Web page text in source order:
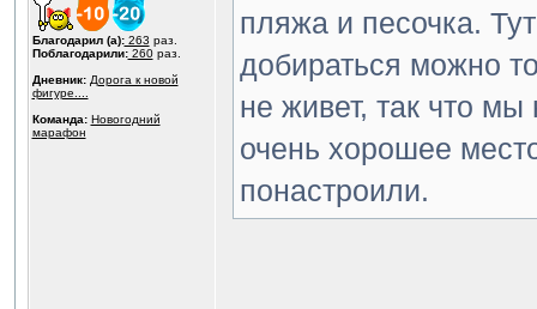
Благодарил (а):263 раз.
Поблагодарили:260раз.
Дневник: Дорога к новой
фигуре....
Команда: Новогодний
марафон
пляжа и песочка.
добираться можно
не живет, так что
очень хорошее
понастроили.